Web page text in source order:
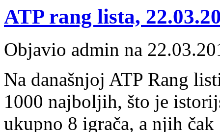
ATP rang lista,
Objavio admin na
Na današnjoj ATP Rang
1000 najboljih, što je
ukupno 8 igrača, a njih